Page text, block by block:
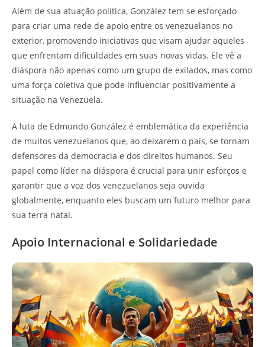
Além de sua atuação política, González tem se esforçado
para criar uma rede de apoio entre os venezuelanos no
exterior, promovendo iniciativas que visam ajudar aqueles
que enfrentam dificuldades em suas novas vidas. Ele vê a
diáspora não apenas como um grupo de exilados, mas como
uma força coletiva que pode influenciar positivamente a
situação na Venezuela.
A luta de Edmundo González é emblemática da experiência
de muitos venezuelanos que, ao deixarem o país, se tornam
defensores da democracia e dos direitos humanos. Seu
papel como líder na diáspora é crucial para unir esforços e
garantir que a voz dos venezuelanos seja ouvida
globalmente, enquanto eles buscam um futuro melhor para
sua terra natal.
Apoio Internacional e Solidariedade